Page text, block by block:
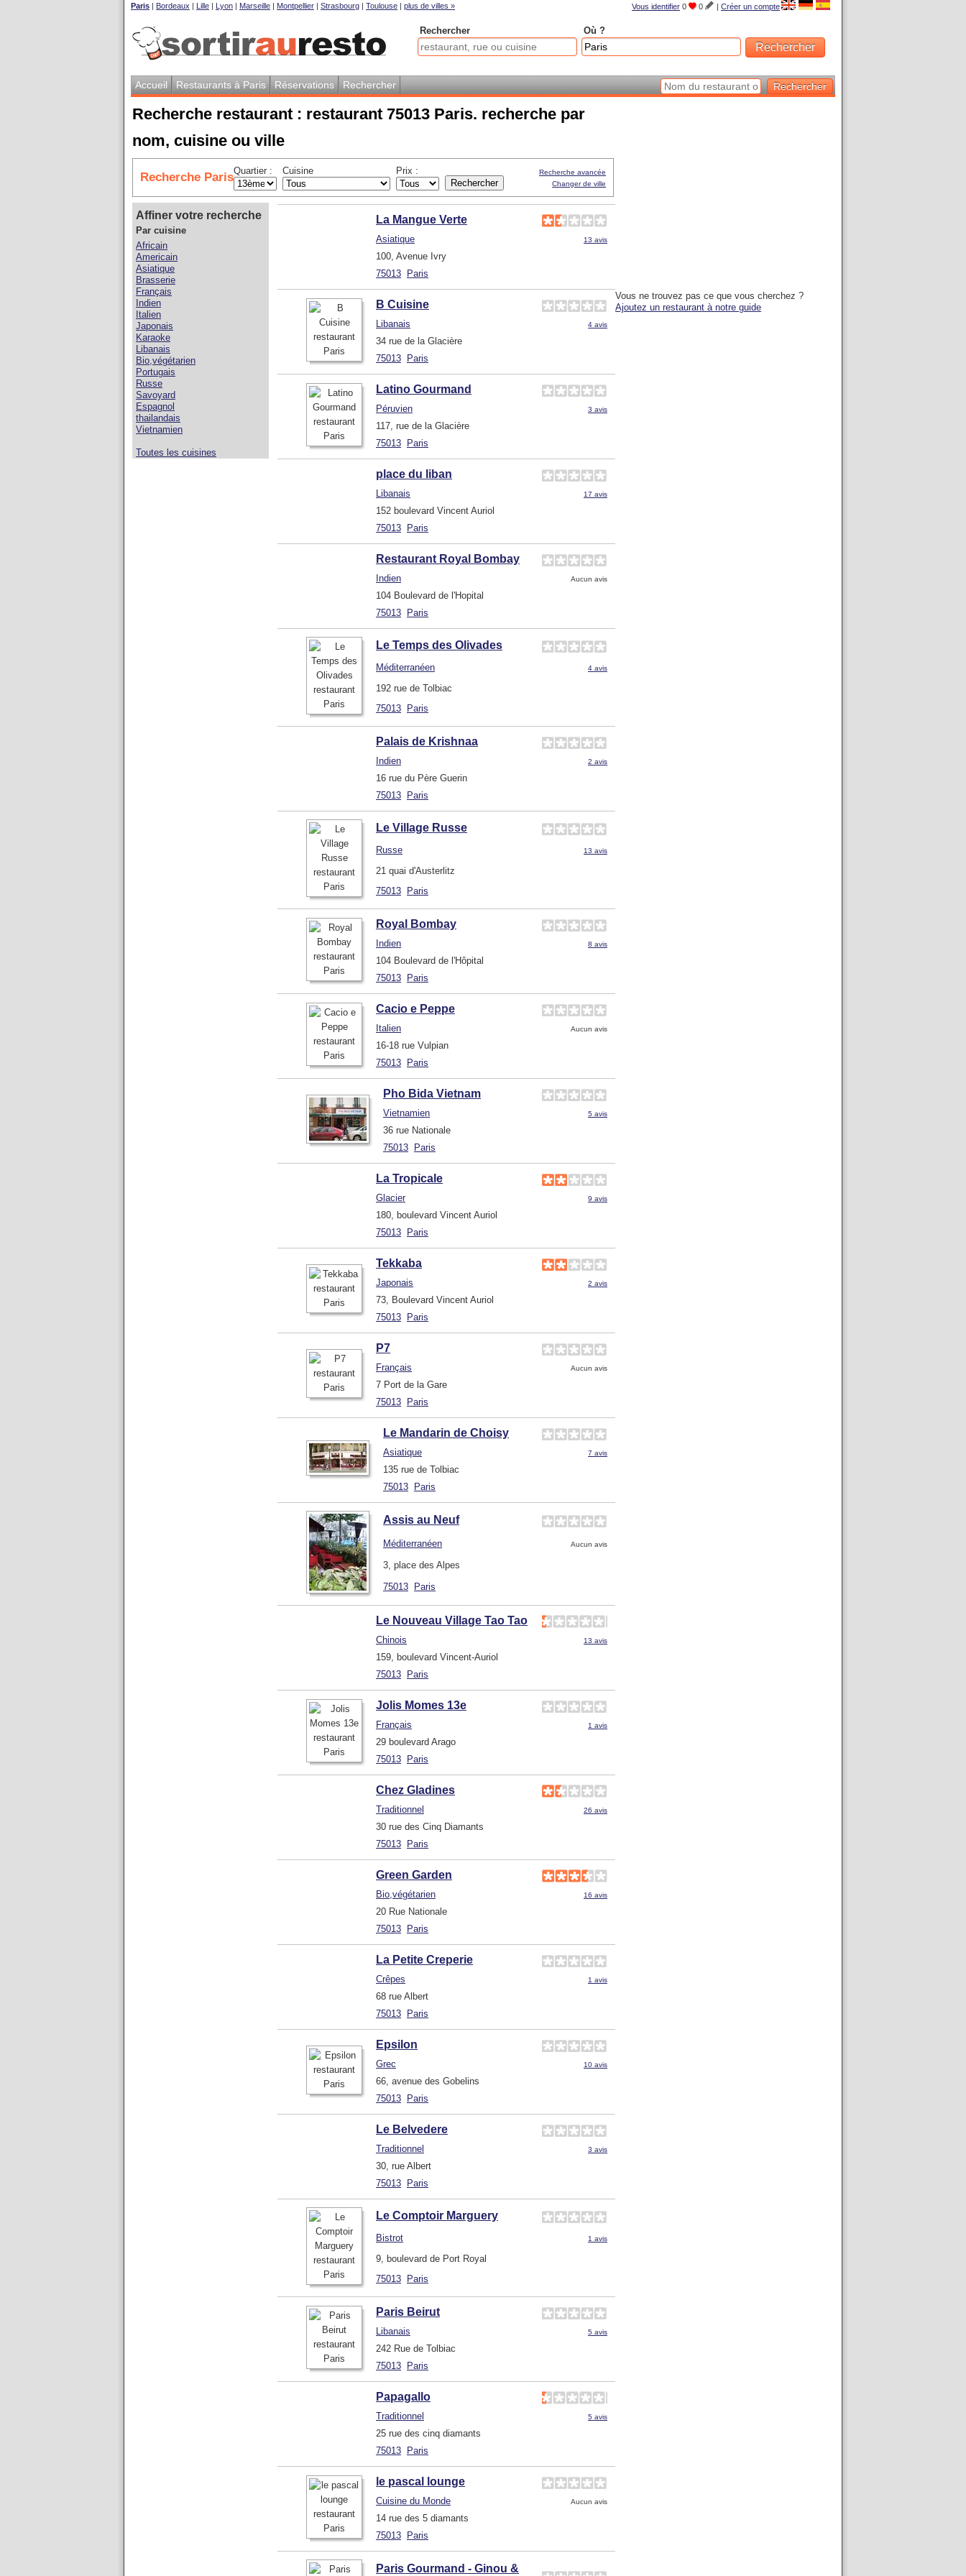
Vous identifier 0 0 | Créer un compte
Paris | Bordeaux | Lille | Lyon | Marseille | Montpellier | Strasbourg | Toulouse | plus de villes »
Rechercher Où ?
Accueil Restaurants à Paris Réservations Rechercher
Recherche restaurant : restaurant 75013 Paris. recherche par
nom, cuisine ou ville
Recherche ParisQuartier : Cuisine Prix :
Recherche avancée
Changer de ville
La Mangue Verte
Asiatique 13 avis
100, Avenue Ivry
75013
Paris
B Cuisine
Libanais 4 avis
34 rue de la Glacière
75013
Paris
Latino Gourmand
Péruvien 3 avis
117, rue de la Glacière
75013
Paris
place du liban
Libanais 17 avis
152 boulevard Vincent Auriol
75013
Paris
Restaurant Royal Bombay
Indien Aucun avis
104 Boulevard de l'Hopital
75013
Paris
Le Temps des Olivades
Méditerranéen 4 avis
192 rue de Tolbiac
75013
Paris
Palais de Krishnaa
Indien 2 avis
16 rue du Père Guerin
75013
Paris
Le Village Russe
Russe 13 avis
21 quai d'Austerlitz
75013
Paris
Royal Bombay
Indien 8 avis
104 Boulevard de l'Hôpital
75013
Paris
Cacio e Peppe
Italien Aucun avis
16-18 rue Vulpian
75013
Paris
Pho Bida Vietnam
Vietnamien 5 avis
36 rue Nationale
75013
Paris
La Tropicale
Glacier 9 avis
180, boulevard Vincent Auriol
75013
Paris
Tekkaba
Japonais 2 avis
73, Boulevard Vincent Auriol
75013
Paris
P7
Français Aucun avis
7 Port de la Gare
75013
Paris
Le Mandarin de Choisy
Asiatique 7 avis
135 rue de Tolbiac
75013
Paris
Assis au Neuf
Méditerranéen Aucun avis
3, place des Alpes
75013
Paris
Le Nouveau Village Tao Tao
Chinois 13 avis
159, boulevard Vincent-Auriol
75013
Paris
Jolis Momes 13e
Français 1 avis
29 boulevard Arago
75013
Paris
Chez Gladines
Traditionnel 26 avis
30 rue des Cinq Diamants
75013
Paris
Green Garden
Bio,végétarien 16 avis
20 Rue Nationale
75013
Paris
La Petite Creperie
Crêpes 1 avis
68 rue Albert
75013
Paris
Epsilon
Grec 10 avis
66, avenue des Gobelins
75013
Paris
Le Belvedere
Traditionnel 3 avis
30, rue Albert
75013
Paris
Le Comptoir Marguery
Bistrot 1 avis
9, boulevard de Port Royal
75013
Paris
Paris Beirut
Libanais 5 avis
242 Rue de Tolbiac
75013
Paris
Papagallo
Traditionnel 5 avis
25 rue des cinq diamants
75013
Paris
le pascal lounge
Cuisine du Monde Aucun avis
14 rue des 5 diamants
75013
Paris
Paris Gourmand - Ginou &
Affiner votre recherche
Par cuisine
Africain
Americain
Asiatique
Brasserie
Français
Indien
Italien
Japonais
Karaoke
Libanais
Bio,végétarien
Portugais
Russe
Savoyard
Espagnol
thailandais
Vietnamien
Toutes les cuisines
Vous ne trouvez pas ce que vous cherchez ?
Ajoutez un restaurant à notre guide